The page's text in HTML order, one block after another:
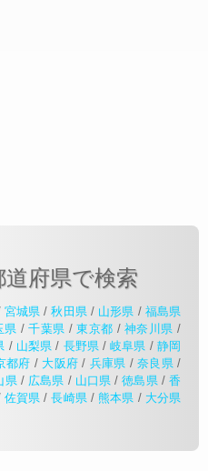
府県で検索
宮城県 /秋田県/ 山形県 / 福島県
県 /千葉県 /東京都 /神奈川県 /
/ 山梨県 / 長野県/岐阜県 / 静岡
都府 / 大阪府 / 兵庫県 / 奈良県/
県/ 広島県 / 山口県 /徳島県/香
佐賀県 /長崎県/熊本県 / 大分県